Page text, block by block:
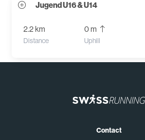
Jugend U16 & U14
2.2 km
Distance
0 m
Uphill
Contact